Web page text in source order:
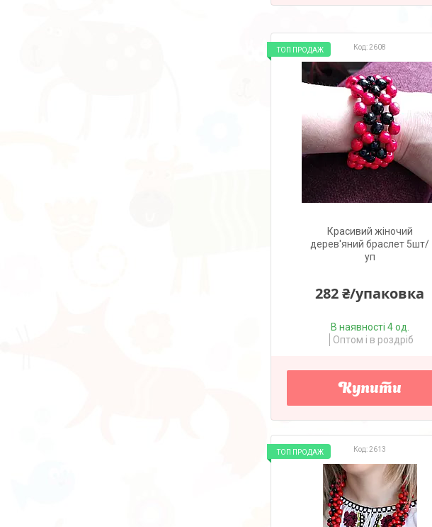
2608
ТОП ПРОДАЖ
Красивий жіночий
дерев'яний браслет 5шт/
уп
282 ₴/упаковка
В наявності 4 од.
Оптом і в роздріб
Купити
2613
ТОП ПРОДАЖ